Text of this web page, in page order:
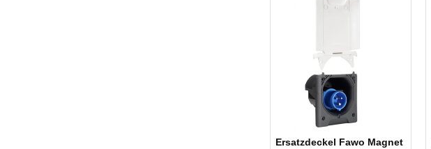
Ersatzdeckel Fawo Magnet